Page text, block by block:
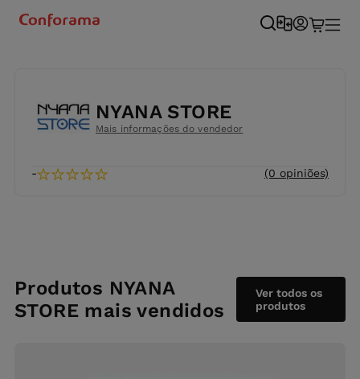
NYANA STORE
Mais informações do vendedor
-★★★★★ (0 opiniões)
Produtos NYANA
STORE mais vendidos
Ver todos os
produtos